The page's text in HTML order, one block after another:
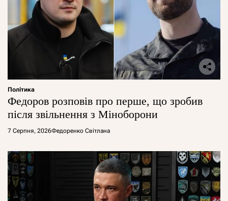
Політика
Федоров розповів про перше, що зробив
після звільнення з Міноборони
7 Серпня, 2026Федоренко Світлана